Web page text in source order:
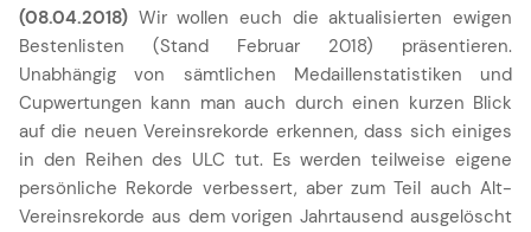
(08.04.2018) Wir wollen euch die aktualisierten ewigen
Bestenlisten (Stand Februar 2018) präsentieren.
Unabhängig von sämtlichen Medaillenstatistiken und
Cupwertungen kann man auch durch einen kurzen Blick
auf die neuen Vereinsrekorde erkennen, dass sich einiges
in den Reihen des ULC tut. Es werden teilweise eigene
persönliche Rekorde verbessert, aber zum Teil auch Alt-
Vereinsrekorde aus dem vorigen Jahrtausend ausgelöscht